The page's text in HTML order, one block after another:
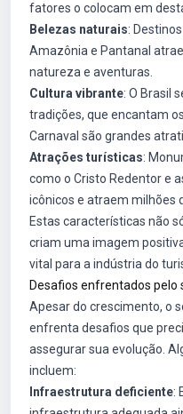
fatores o colocam em
Belezas naturais:
Amazônia e Pantanal
natureza e aventuras.
Cultura vibrante: O Brasil
tradições, que encantam
Carnaval são grandes
Atrações turísticas:
como o Cristo Redentor e
icônicos e atraem milhões
Estas características não
criam uma imagem
vital para a indústria do
Desafios enfrentados pelo
Apesar do crescimento, o
enfrenta desafios que
assegurar sua evolução.
incluem:
Infraestrutura deficiente: